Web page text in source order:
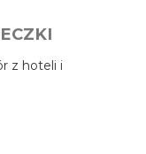
z hoteli i